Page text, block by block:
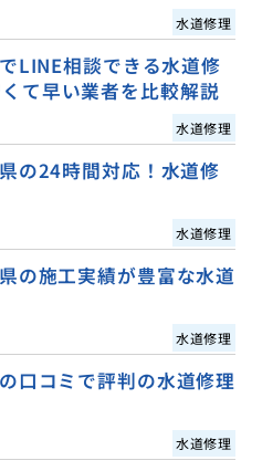
水道修理
LINE相談できる水道修
て早い業者を比較解説
水道修理
の24時間対応！水道修
水道修理
の施工実績が豊富な水道
水道修理
口コミで評判の水道修理
水道修理